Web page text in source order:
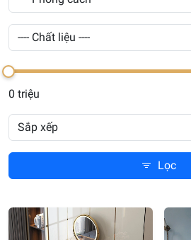
0 triệu
Lọc